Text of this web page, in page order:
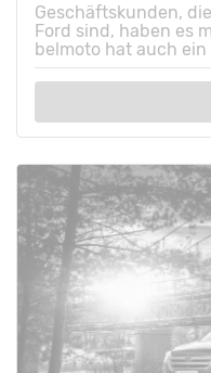
Geschäftskunden,
Ford sind, haben es
belmoto hat auch